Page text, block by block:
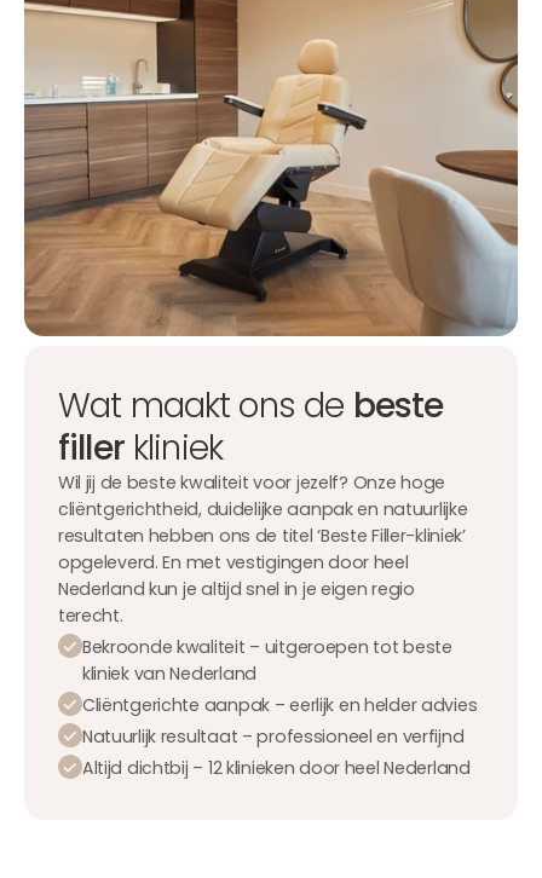
Wat maakt ons de beste
fillerkliniek
Wil jij de beste kwaliteit voor jezelf? Onze hoge
cliëntgerichtheid, duidelijke aanpak en natuurlijke
resultaten hebben ons de titel ‘Beste Filler-kliniek’
opgeleverd. En met vestigingen door heel
Nederland kun je altijd snel in je eigen regio
terecht.
Bekroonde kwaliteit – uitgeroepen tot beste
kliniek van Nederland
Cliëntgerichte aanpak – eerlijk en helder advies
Natuurlijk resultaat – professioneel en verfijnd
Altijd dichtbij – 12 klinieken door heel Nederland